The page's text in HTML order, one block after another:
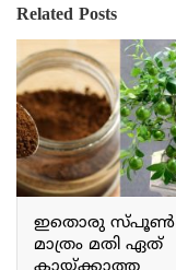
Related Posts
ഇതൊരു സ്‌പൂൺ
മാത്രം മതി ഏത്